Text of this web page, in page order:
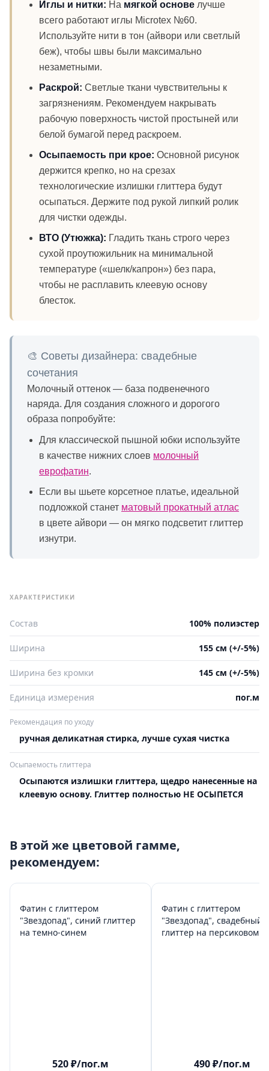
Иглы и нитки: На мягкой основе лучше
всего работают иглы Microtex №60.
Используйте нити в тон (айвори или светлый
беж), чтобы швы были максимально
незаметными.
Раскрой: Светлые ткани чувствительны к
загрязнениям. Рекомендуем накрывать
рабочую поверхность чистой простыней или
белой бумагой перед раскроем.
Осыпаемость при крое: Основной рисунок
держится крепко, но на срезах
технологические излишки глиттера будут
осыпаться. Держите под рукой липкий ролик
для чистки одежды.
ВТО (Утюжка): Гладить ткань строго через
сухой проутюжильник на минимальной
температуре («шелк/капрон») без пара,
чтобы не расплавить клеевую основу
блесток.
🎨 Советы дизайнера: свадебные
сочетания
Молочный оттенок — база подвенечного
наряда. Для создания сложного и дорогого
образа попробуйте:
Для классической пышной юбки используйте
в качестве нижних слоев молочный
еврофатин.
Если вы шьете корсетное платье, идеальной
подложкой станет матовый прокатный атлас
в цвете айвори — он мягко подсветит глиттер
изнутри.
ХАРАКТЕРИСТИКИ
Состав 100% полиэстер
Ширина 155 см (+/-5%)
Ширина без кромки 145 см (+/-5%)
Единица измерения пог.м
Рекомендация по уходу
ручная деликатная стирка, лучше сухая чистка
Осыпаемость глиттера
Осыпаются излишки глиттера, щедро нанесенные на
клеевую основу. Глиттер полностью НЕ ОСЫПЕТСЯ
В этой же цветовой гамме,
рекомендуем:
Фатин с глиттером
"Звездопад", синий глиттер
на темно-синем
520₽/пог.м
Фатин с глиттером
"Звездопад", свадебный
глиттер на персиковом
490₽/пог.м